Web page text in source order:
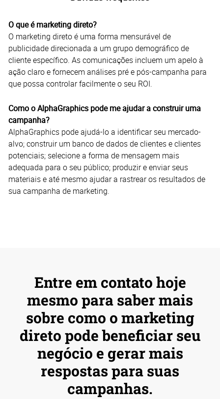
O que é marketing direto?
O marketing direto é uma forma mensurável de
publicidade direcionada a um grupo demográfico de
cliente específico. As comunicações incluem um apelo à
ação claro e fornecem análises pré e pós-campanha para
que possa controlar facilmente o seu ROI.
Como o AlphaGraphics pode me ajudar a construir uma
campanha?
AlphaGraphics pode ajudá-lo a identificar seu mercado-
alvo; construir um banco de dados de clientes e clientes
potenciais; selecione a forma de mensagem mais
adequada para o seu público; produzir e enviar seus
materiais e até mesmo ajudar a rastrear os resultados de
sua campanha de marketing.
Entre em contato hoje
mesmo para saber mais
sobre como o marketing
direto pode beneficiar seu
negócio e gerar mais
respostas para suas
campanhas.